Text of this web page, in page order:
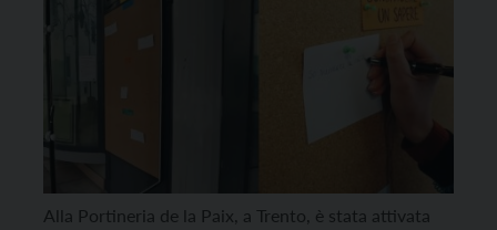
Alla Portineria de la Paix, a Trento, è stata attivata